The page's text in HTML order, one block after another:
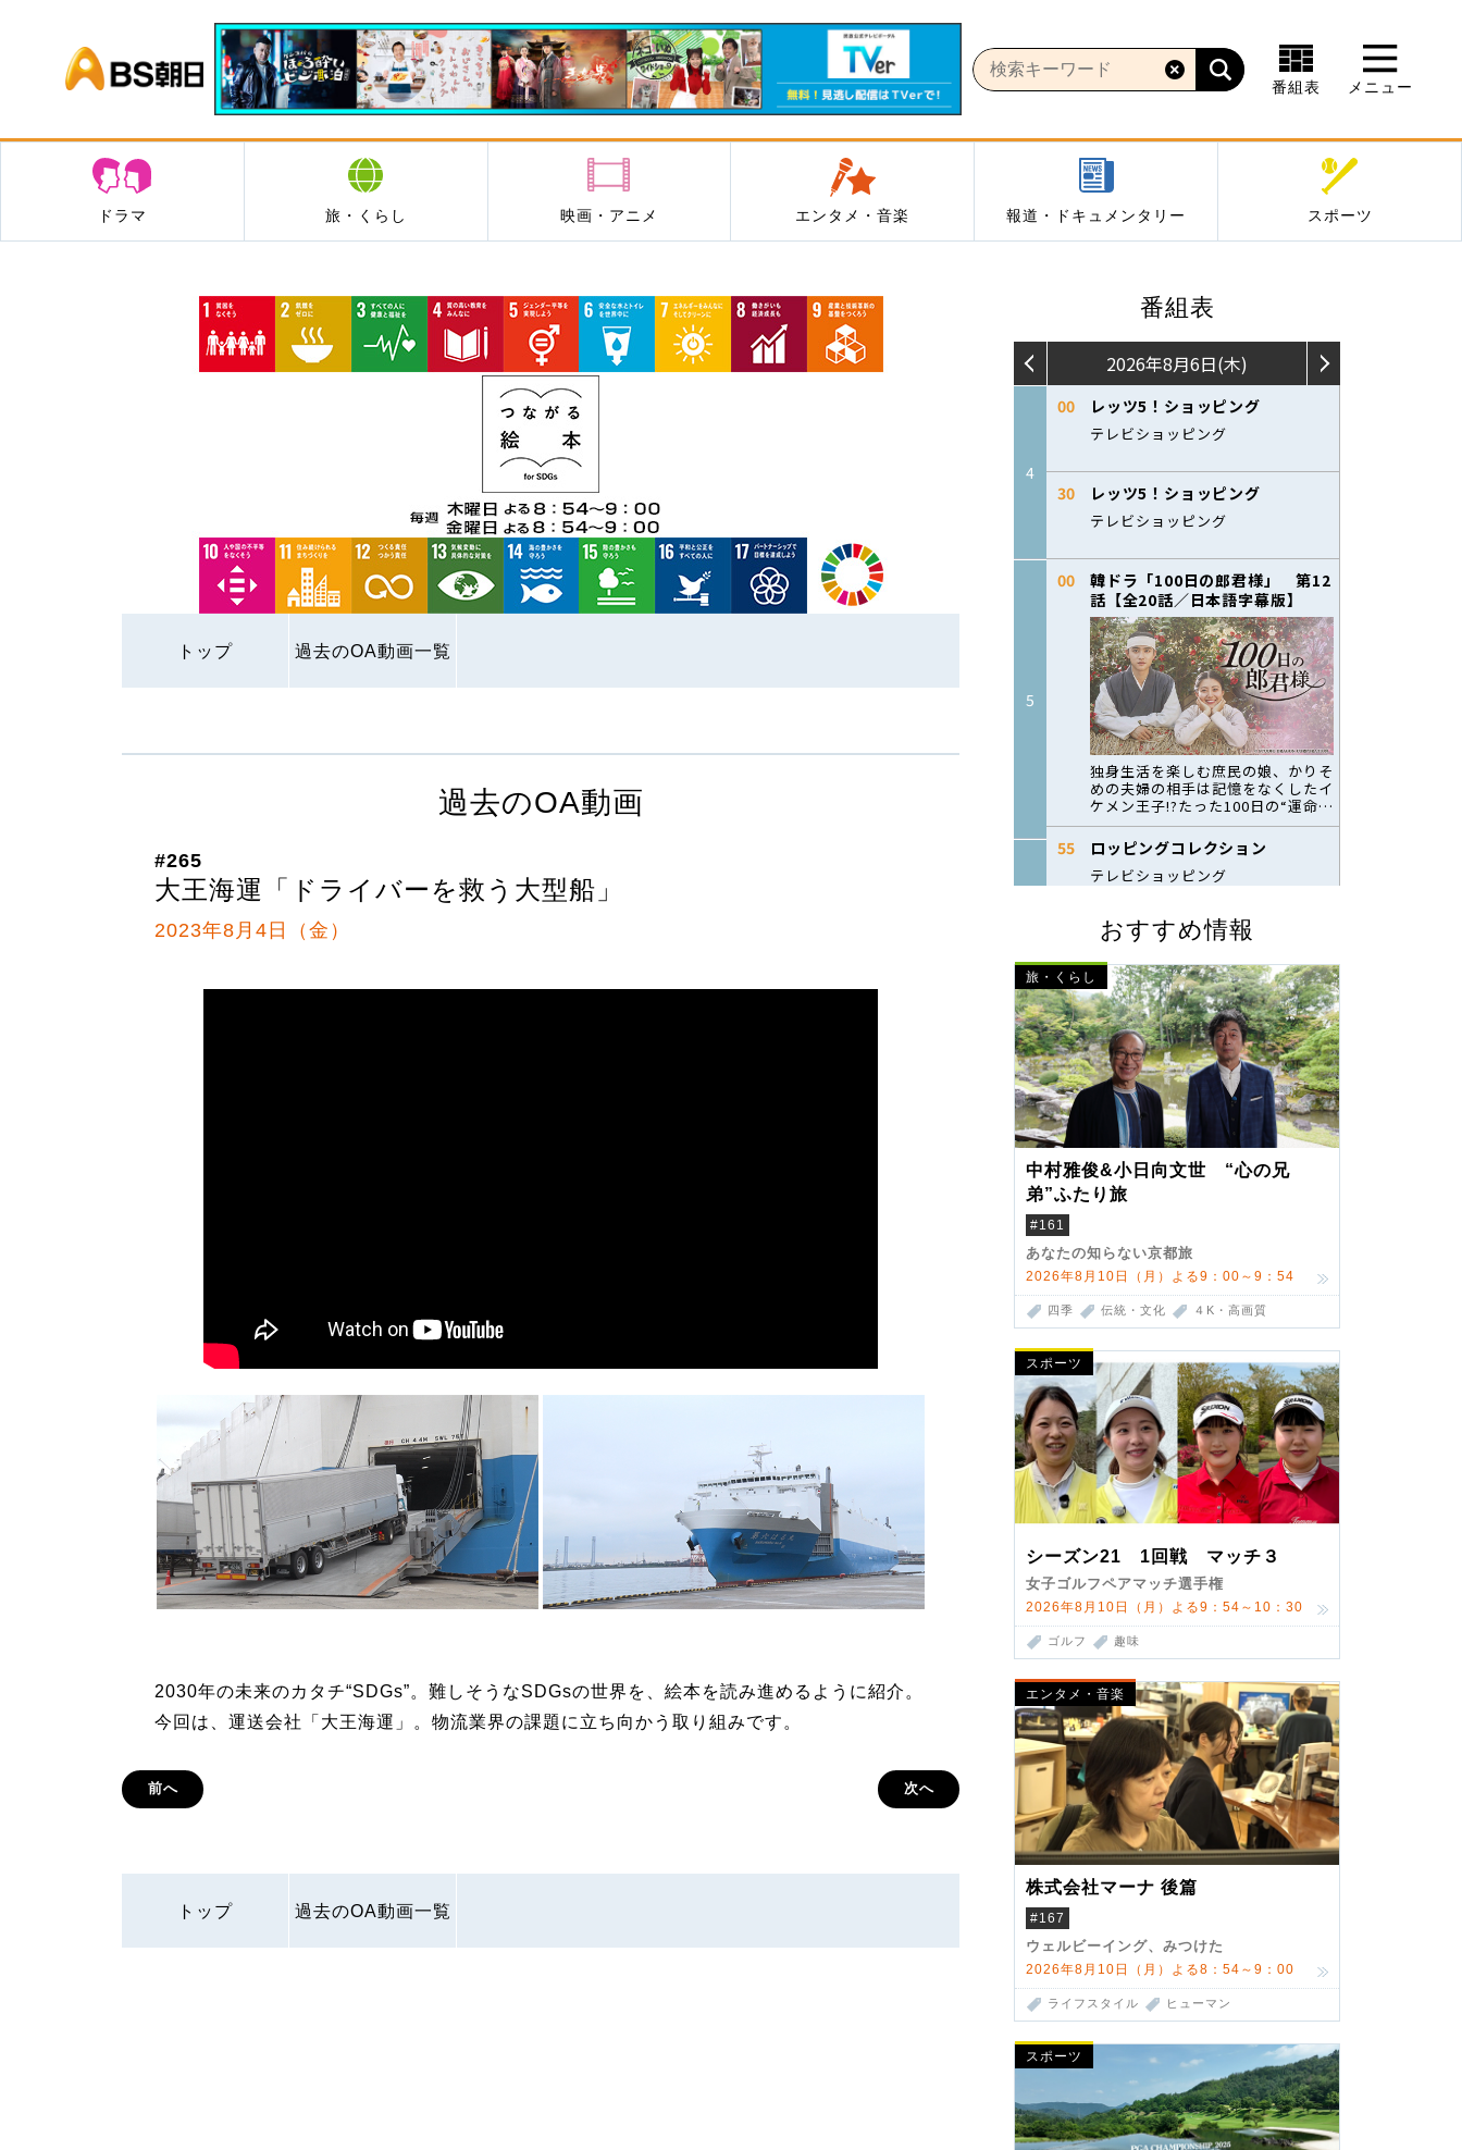
BS朝日
番組表 メニュー
ドラマ 旅・くらし 映画・アニメ エンタメ・音楽 報道・ドキュメンタリー スポーツ
トップ 過去のOA動画一覧
番組表
おすすめ情報
旅・くらし
中村雅俊&小日向文世 “心の兄
弟”ふたり旅
#161
あなたの知らない京都旅
2026年8月10日（月）よる9：00～9：54
四季 伝統・文化 ４K・高画質
スポーツ
シーズン21 1回戦 マッチ３
女子ゴルフペアマッチ選手権
2026年8月10日（月）よる9：54～10：30
ゴルフ 趣味
エンタメ・音楽
株式会社マーナ 後篇
#167
ウェルビーイング、みつけた
2026年8月10日（月）よる8：54～9：00
ライフスタイル ヒューマン
スポーツ
過去のOA動画
#265
大王海運「ドライバーを救う大型船」
2023年8月4日（金）
2030年の未来のカタチ“SDGs”。難しそうなSDGsの世界を、絵本を読み進めるように紹介。
今回は、運送会社「大王海運」。物流業界の課題に立ち向かう取り組みです。
前へ 次へ
トップ 過去のOA動画一覧